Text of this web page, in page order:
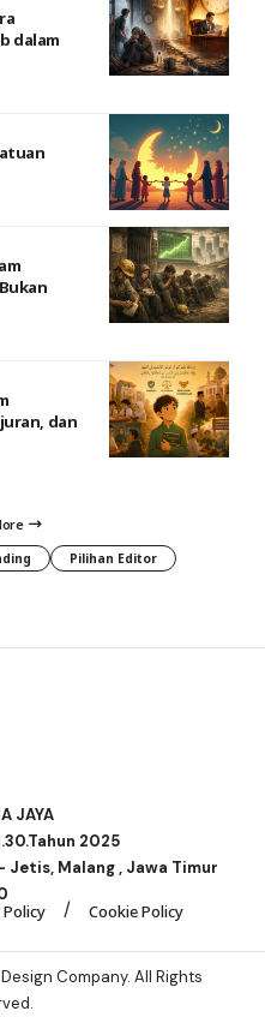
dalam
dan
Pilihan Editor
JAYA
2025
Jetis, Malang , Jawa Timur
Cookie Policy
Company. All Rights